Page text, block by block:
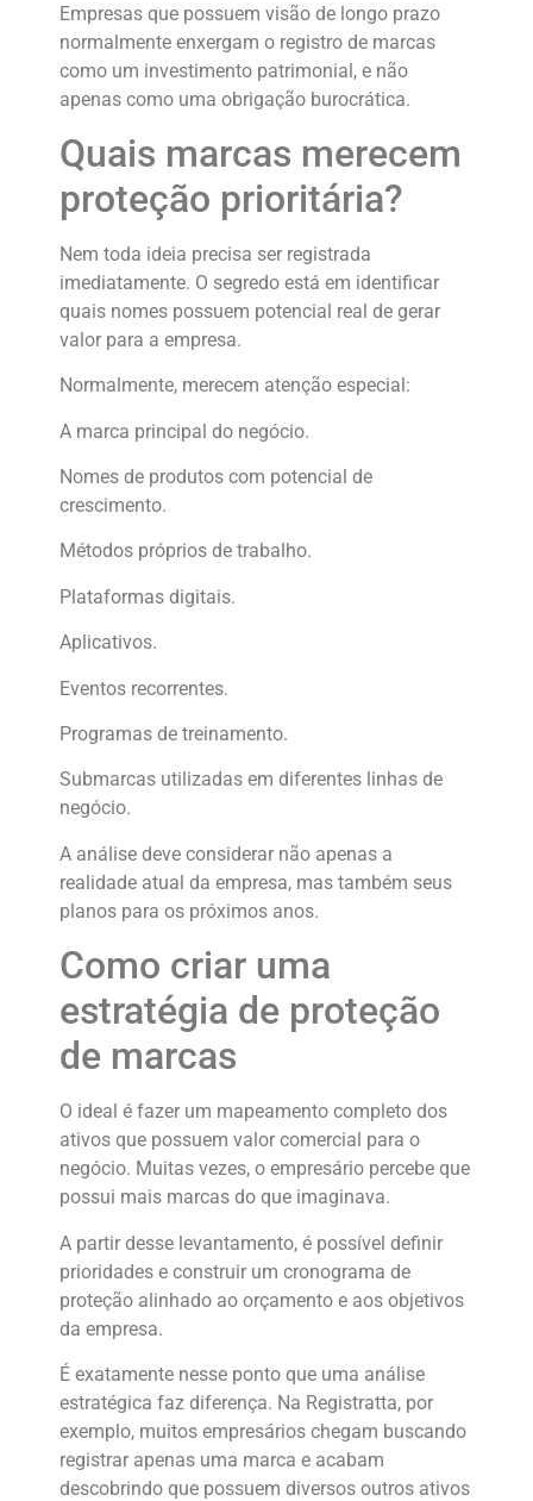
Empresas que possuem visão de longo prazo
normalmente enxergam o registro de marcas
como um investimento patrimonial, e não
apenas como uma obrigação burocrática.
Quais marcas merecem
proteção prioritária?
Nem toda ideia precisa ser registrada
imediatamente. O segredo está em identificar
quais nomes possuem potencial real de gerar
valor para a empresa.
Normalmente, merecem atenção especial:
A marca principal do negócio.
Nomes de produtos com potencial de
crescimento.
Métodos próprios de trabalho.
Plataformas digitais.
Aplicativos.
Eventos recorrentes.
Programas de treinamento.
Submarcas utilizadas em diferentes linhas de
negócio.
A análise deve considerar não apenas a
realidade atual da empresa, mas também seus
planos para os próximos anos.
Como criar uma
estratégia de proteção
de marcas
O ideal é fazer um mapeamento completo dos
ativos que possuem valor comercial para o
negócio. Muitas vezes, o empresário percebe que
possui mais marcas do que imaginava.
A partir desse levantamento, é possível definir
prioridades e construir um cronograma de
proteção alinhado ao orçamento e aos objetivos
da empresa.
É exatamente nesse ponto que uma análise
estratégica faz diferença. Na Registratta, por
exemplo, muitos empresários chegam buscando
registrar apenas uma marca e acabam
descobrindo que possuem diversos outros ativos